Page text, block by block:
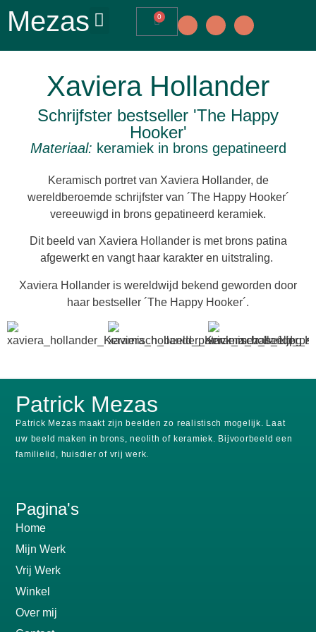
Mezas 0
Xaviera Hollander
Schrijfster bestseller 'The Happy
Hooker'
Materiaal: keramiek in brons gepatineerd
Keramisch portret van Xaviera Hollander, de
wereldberoemde schrijfster van ´The Happy Hooker´
vereeuwigd in brons gepatineerd keramiek.
Dit beeld van Xaviera Hollander is met brons patina
afgewerkt en vangt haar karakter en uitstraling.
Xaviera Hollander is wereldwijd bekend geworden door
haar bestseller ´The Happy Hooker´.
Patrick Mezas
Patrick Mezas maakt zijn beelden zo realistisch mogelijk. Laat
uw beeld maken in brons, neolith of keramiek. Bijvoorbeeld een
familielid, huisdier of vrij werk.
Pagina's
Home
Mijn Werk
Vrij Werk
Winkel
Over mij